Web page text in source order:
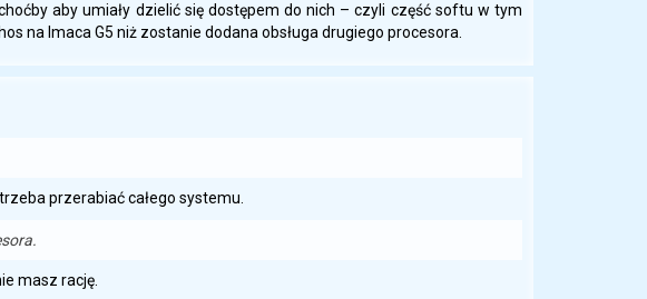
aby umiały dzielić się dostępem do nich – czyli część softu w tym
na Imaca G5 niż zostanie dodana obsługa drugiego procesora.
przerabiać całego systemu.
masz rację.